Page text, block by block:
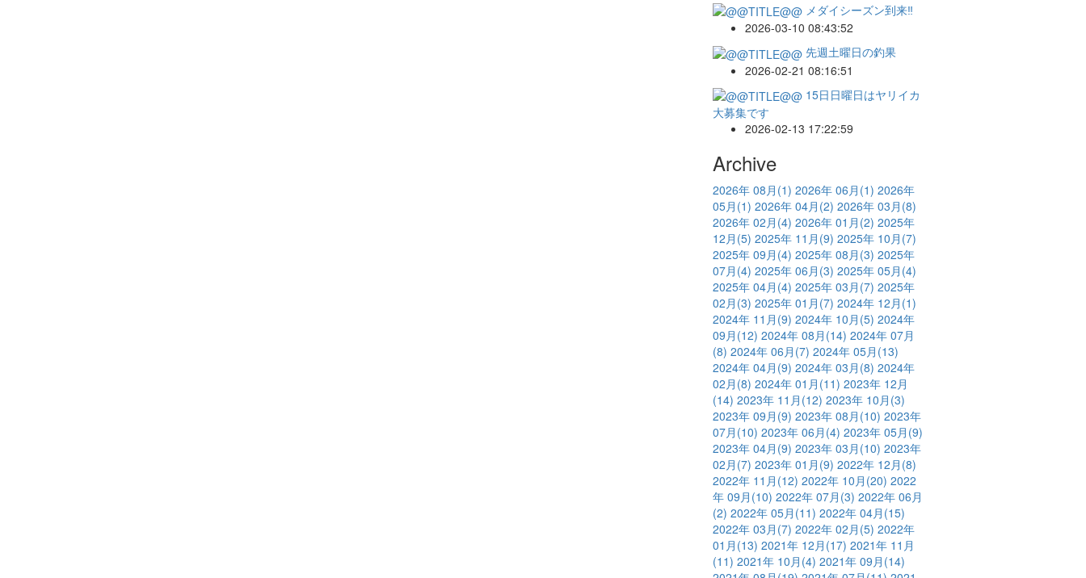
メダイシーズン到来‼️
2026-03-10 08:43:52
先週土曜日の釣果
2026-02-21 08:16:51
15日日曜日はヤリイカ
大募集です
2026-02-13 17:22:59
Archive
2026年 08月 (1) 2026年 06月 (1) 2026年
05月 (1) 2026年 04月 (2) 2026年 03月 (8)
2026年 02月 (4) 2026年 01月 (2) 2025年
12月 (5) 2025年 11月 (9) 2025年 10月 (7)
2025年 09月 (4) 2025年 08月 (3) 2025年
07月 (4) 2025年 06月 (3) 2025年 05月 (4)
2025年 04月 (4) 2025年 03月 (7) 2025年
02月 (3) 2025年 01月 (7) 2024年 12月 (1)
2024年 11月 (9) 2024年 10月 (5) 2024年
09月 (12) 2024年 08月 (14) 2024年 07月
(8) 2024年 06月 (7) 2024年 05月 (13)
2024年 04月 (9) 2024年 03月 (8) 2024年
02月 (8) 2024年 01月 (11) 2023年 12月
(14) 2023年 11月 (12) 2023年 10月 (3)
2023年 09月 (9) 2023年 08月 (10) 2023年
07月 (10) 2023年 06月 (4) 2023年 05月 (9)
2023年 04月 (9) 2023年 03月 (10) 2023年
02月 (7) 2023年 01月 (9) 2022年 12月 (8)
2022年 11月 (12) 2022年 10月 (20) 2022
年 09月 (10) 2022年 07月 (3) 2022年 06月
(2) 2022年 05月 (11) 2022年 04月 (15)
2022年 03月 (7) 2022年 02月 (5) 2022年
01月 (13) 2021年 12月 (17) 2021年 11月
(11) 2021年 10月 (4) 2021年 09月 (14)